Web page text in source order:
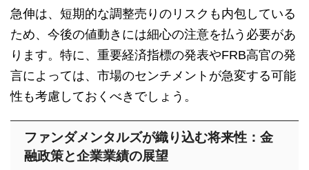
急伸は、短期的な調整売りのリスクも内包している
ため、今後の値動きには細心の注意を払う必要があ
ります。特に、重要経済指標の発表やFRB高官の発
言によっては、市場のセンチメントが急変する可能
性も考慮しておくべきでしょう。
ファンダメンタルズが織り込む将来性：金
融政策と企業業績の展望